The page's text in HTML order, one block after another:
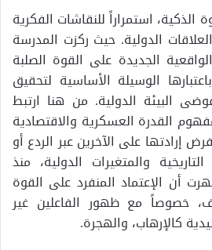
استمراراً للنقاشات الفكرية
الدولية. حيث ركزت المدرسة
الجديدة على القوة الصلبة
الوسيلة الأساسية لتحقيق
البيئة الدولية. من هنا ارتبط
القدرة العسكرية والاقتصادية
إرادتها على الآخرين عبر الردع أو
والمتغيرات الدولية، منذ
أن الإعتماد المنفرد على القوة
خصوصاً مع ظهور الفاعلين غير
كالإرهاب، والهجرة.